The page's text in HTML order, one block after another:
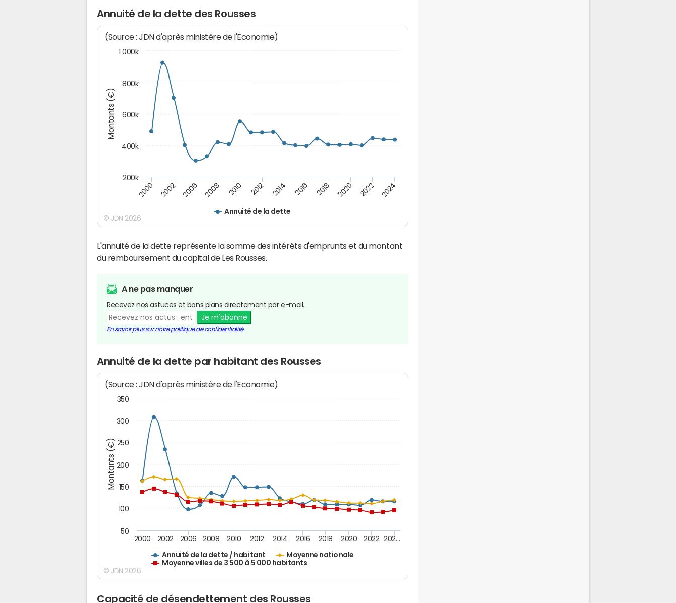
Annuité de la dette des Rousses
Montants (€)
(Source : JDN d'après ministère de l'Economie)
Annuité de la dette
2000 2002 2006 2008 2010 2012 2014 2016 2018 2020 2022 2024
200k
400k
600k
800k
1 000k
© JDN 2026
L'annuité de la dette représente la somme des intérêts d'emprunts et du montant
du remboursement du capital de Les Rousses.
A ne pas manquer
Recevez nos astuces et bons plans directement par e-mail.
Je m'abonne
En savoir plus sur notre politique de confidentialité
Annuité de la dette par habitant des Rousses
Montants (€)
(Source : JDN d'après ministère de l'Economie)
Annuité de la dette / habitant
Moyenne nationale
Moyenne villes de 3 500 à 5 000 habitants
2000 2002 2006 2008 2010 2012 2014 2016 2018 2020 2022 202…
50
100
150
200
250
300
350
© JDN 2026
Capacité de désendettement des Rousses